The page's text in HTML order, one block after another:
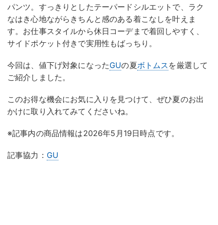
パンツ。すっきりとしたテーパードシルエットで、ラク
なはき心地ながらきちんと感のある着こなしを叶えま
す。お仕事スタイルから休日コーデまで着回しやすく、
サイドポケット付きで実用性もばっちり。
今回は、値下げ対象になったGUの夏ボトムス を厳選して
ご紹介しました。
このお得な機会にお気に入りを見つけて、ぜひ夏のお出
かけに取り入れてみてくださいね。
※記事内の商品情報は2026年5月19日時点です。
記事協力： GU